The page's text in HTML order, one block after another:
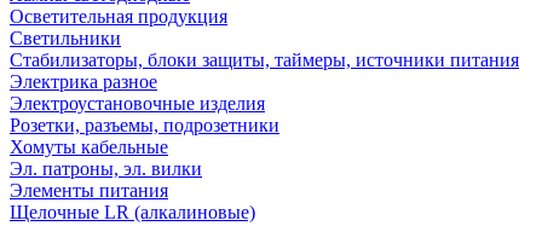
Осветительная продукция
Светильники
Стабилизаторы, блоки защиты, таймеры, источники питания
Электрика разное
Электроустановочные изделия
Розетки, разъемы, подрозетники
Хомуты кабельные
Эл. патроны, эл. вилки
Элементы питания
Щелочные LR (алкалиновые)